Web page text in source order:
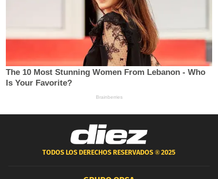
TODOS LOS DERECHOS RESERVADOS ®2025